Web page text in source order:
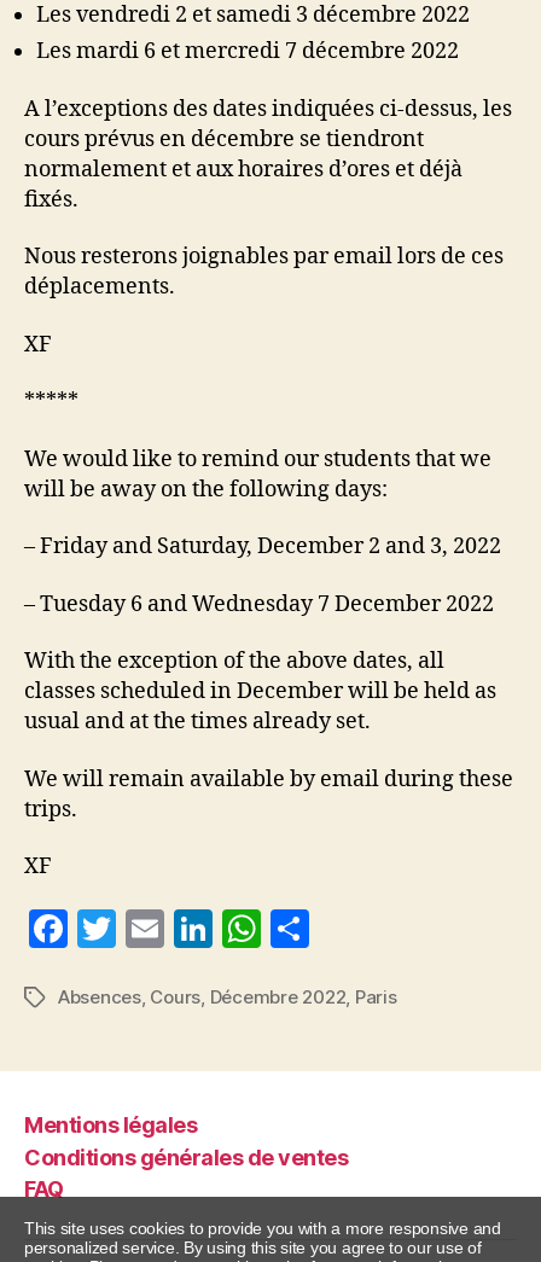
Les vendredi 2 et samedi 3 décembre 2022
Les mardi 6 et mercredi 7 décembre 2022
A l’exceptions des dates indiquées ci-dessus, les
cours prévus en décembre se tiendront
normalement et aux horaires d’ores et déjà
fixés.
Nous resterons joignables par email lors de ces
déplacements.
XF
*****
We would like to remind our students that we
will be away on the following days:
– Friday and Saturday, December 2 and 3, 2022
– Tuesday 6 and Wednesday 7 December 2022
With the exception of the above dates, all
classes scheduled in December will be held as
usual and at the times already set.
We will remain available by email during these
trips.
XF
F
c
b
o
o
k
T
itt
E
ai
Li
k
dI
W
at
A
p
rt
g
Étiquettes
Absences, Cours Décembre 2022 Paris
Mentions légales
Conditions générales de ventes
FAQ
This site uses cookies to provide you with a more responsive and
personalized service. By using this site you agree to our use of